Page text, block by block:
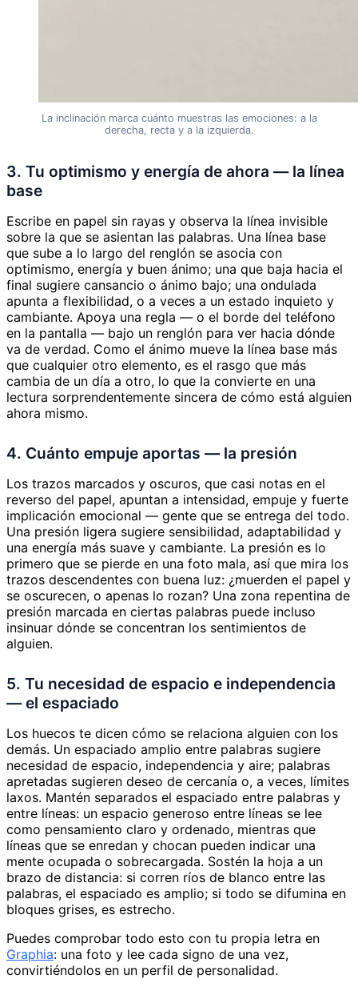
La inclinación marca cuánto muestras las emociones: a la
derecha, recta y a la izquierda.
3. Tu optimismo y energía de ahora — la línea
base
Escribe en papel sin rayas y observa la línea invisible
sobre la que se asientan las palabras. Una línea base
que sube a lo largo del renglón se asocia con
optimismo, energía y buen ánimo; una que baja hacia el
final sugiere cansancio o ánimo bajo; una ondulada
apunta a flexibilidad, o a veces a un estado inquieto y
cambiante. Apoya una regla — o el borde del teléfono
en la pantalla — bajo un renglón para ver hacia dónde
va de verdad. Como el ánimo mueve la línea base más
que cualquier otro elemento, es el rasgo que más
cambia de un día a otro, lo que la convierte en una
lectura sorprendentemente sincera de cómo está alguien
ahora mismo.
4. Cuánto empuje aportas — la presión
Los trazos marcados y oscuros, que casi notas en el
reverso del papel, apuntan a intensidad, empuje y fuerte
implicación emocional — gente que se entrega del todo.
Una presión ligera sugiere sensibilidad, adaptabilidad y
una energía más suave y cambiante. La presión es lo
primero que se pierde en una foto mala, así que mira los
trazos descendentes con buena luz: ¿muerden el papel y
se oscurecen, o apenas lo rozan? Una zona repentina de
presión marcada en ciertas palabras puede incluso
insinuar dónde se concentran los sentimientos de
alguien.
5. Tu necesidad de espacio e independencia
— el espaciado
Los huecos te dicen cómo se relaciona alguien con los
demás. Un espaciado amplio entre palabras sugiere
necesidad de espacio, independencia y aire; palabras
apretadas sugieren deseo de cercanía o, a veces, límites
laxos. Mantén separados el espaciado entre palabras y
entre líneas: un espacio generoso entre líneas se lee
como pensamiento claro y ordenado, mientras que
líneas que se enredan y chocan pueden indicar una
mente ocupada o sobrecargada. Sostén la hoja a un
brazo de distancia: si corren ríos de blanco entre las
palabras, el espaciado es amplio; si todo se difumina en
bloques grises, es estrecho.
Puedes comprobar todo esto con tu propia letra en
Graphia: una foto y lee cada signo de una vez,
convirtiéndolos en un perfil de personalidad.